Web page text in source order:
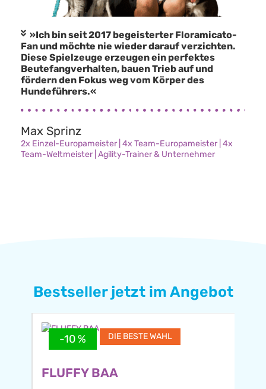
»Ich bin seit 2017 begeisterter Floramicato-
Fan und möchte nie wieder darauf verzichten.
Diese Spielzeuge erzeugen ein perfektes
Beutefangverhalten, bauen Trieb auf und
fördern den Fokus weg vom Körper des
Hundeführers.«
Max Sprinz
2x Einzel-Europameister | 4x Team-Europameister | 4x
Team-Weltmeister | Agility-Trainer & Unternehmer
Bestseller jetzt im Angebot
-10 % DIE BESTE WAHL
FLUFFY BAA